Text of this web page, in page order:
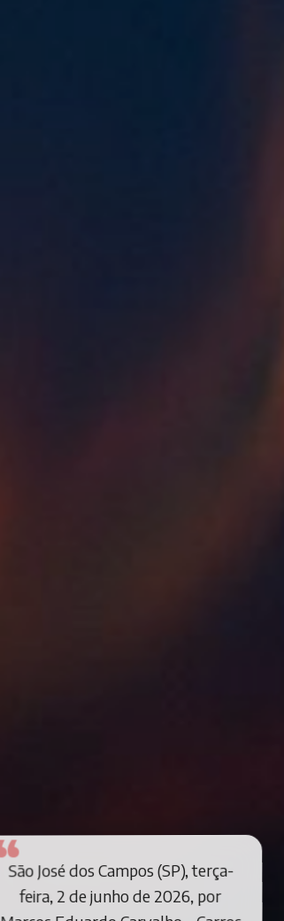
São José dos Campos (SP), terça-
feira, 2 de junho de 2026, por
Marcos Eduardo Carvalho – Carros